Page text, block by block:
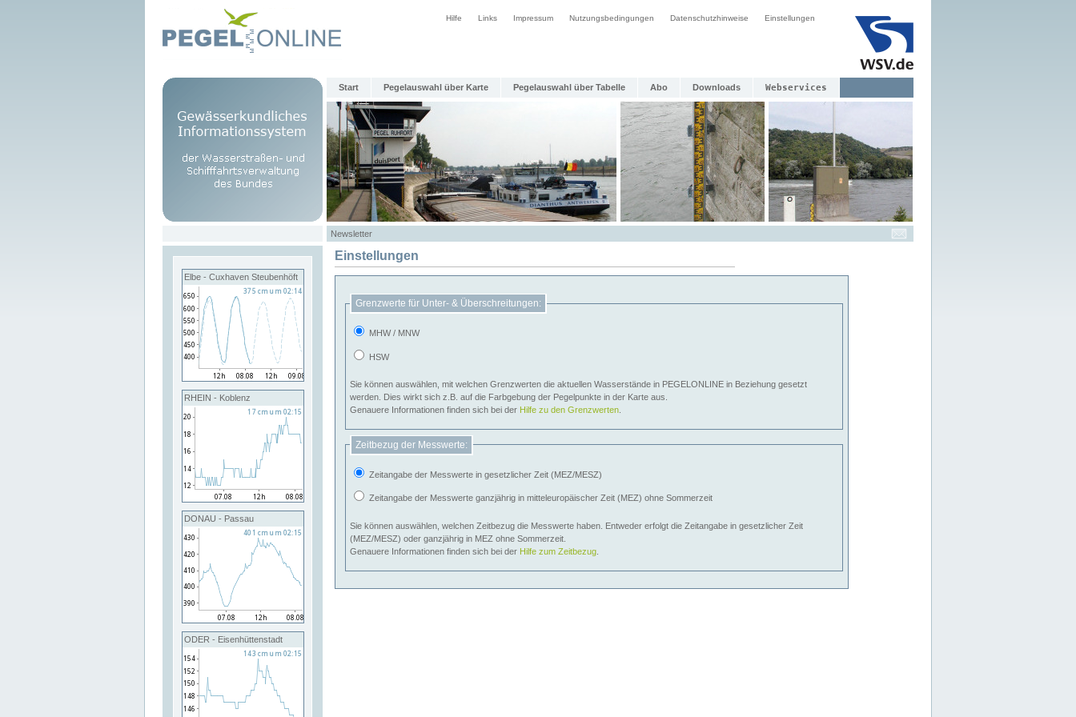
Hilfe Links Impressum Nutzungsbedingungen Datenschutzhinweise Einstellungen
Start Pegelauswahl über Karte Pegelauswahl über Tabelle Abo Downloads Webservices
Newsletter
Elbe - Cuxhaven Steubenhöft
RHEIN - Koblenz
DONAU - Passau
ODER - Eisenhüttenstadt
Einstellungen
Grenzwerte für Unter- & Überschreitungen:
MHW / MNW
HSW
Sie können auswählen, mit welchen Grenzwerten die aktuellen Wasserstände in PEGELONLINE in Beziehung gesetzt
werden. Dies wirkt sich z.B. auf die Farbgebung der Pegelpunkte in der Karte aus.
Genauere Informationen finden sich bei der Hilfe zu den Grenzwerten
Zeitbezug der Messwerte:
Zeitangabe der Messwerte in gesetzlicher Zeit (MEZ/MESZ)
Zeitangabe der Messwerte ganzjährig in mitteleuropäischer Zeit (MEZ) ohne Sommerzeit
Sie können auswählen, welchen Zeitbezug die Messwerte haben. Entweder erfolgt die Zeitangabe in gesetzlicher Zeit
(MEZ/MESZ) oder ganzjährig in MEZ ohne Sommerzeit.
Genauere Informationen finden sich bei der Hilfe zum Zeitbezug